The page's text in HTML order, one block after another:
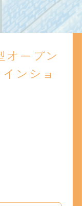
オープン
ンショ